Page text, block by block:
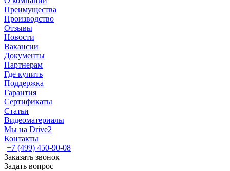
Преимущества
Производство
Отзывы
Новости
Вакансии
Документы
Партнерам
Где купить
Поддержка
Гарантия
Сертификаты
Статьи
Видеоматериалы
Мы на Drive2
Контакты
+7 (499) 450-90-08
Заказать звонок
Задать вопрос